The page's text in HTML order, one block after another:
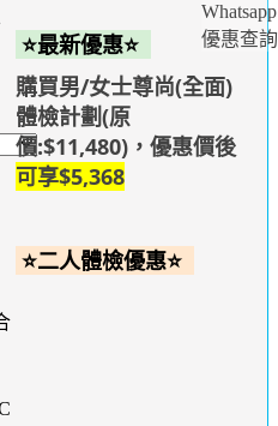
Whatsapp
優惠查詢
⭐最新優惠⭐
購買男/女士尊尚(全面)
體檢計劃(原
價:$11,480)，優惠價後
可享$5,368
⭐二人體檢優惠⭐